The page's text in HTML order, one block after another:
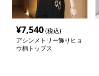
¥7,540(税込)
アシンメトリー飾りヒョ
ウ柄トップス